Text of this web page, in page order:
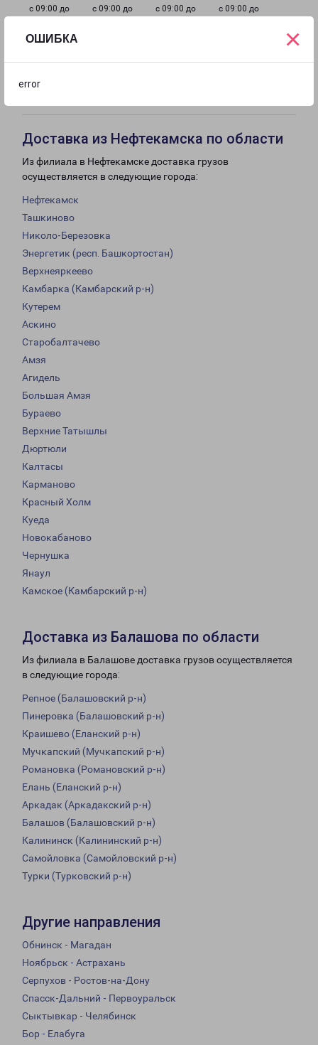
ОШИБКА
error
×
с 09:00 до
с 09:00 до
с 09:00 до
с 09:00 до
20:00
Доставка из Нефтекамска по области
Из филиала в Нефтекамске доставка грузов
осуществляется в следующие города:
Нефтекамск
Ташкиново
Николо-Березовка
Энергетик (респ. Башкортостан)
Верхнеяркеево
Камбарка (Камбарский р-н)
Кутерем
Аскино
Старобалтачево
Амзя
Агидель
Большая Амзя
Бураево
Верхние Татышлы
Дюртюли
Калтасы
Карманово
Красный Холм
Куеда
Новокабаново
Чернушка
Янаул
Камское (Камбарский р-н)
Доставка из Балашова по области
Из филиала в Балашове доставка грузов осуществляется
в следующие города:
Репное (Балашовский р-н)
Пинеровка (Балашовский р-н)
Краишево (Еланский р-н)
Мучкапский (Мучкапский р-н)
Романовка (Романовский р-н)
Елань (Еланский р-н)
Аркадак (Аркадакский р-н)
Балашов (Балашовский р-н)
Калининск (Калининский р-н)
Самойловка (Самойловский р-н)
Турки (Турковский р-н)
Другие направления
Обнинск - Магадан
Ноябрьск - Астрахань
Серпухов - Ростов-на-Дону
Спасск-Дальний - Первоуральск
Сыктывкар - Челябинск
Бор - Елабуга